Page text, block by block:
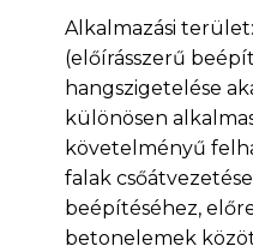
Alkalmazási
(előírásszerű
hangszigetelése
különösen
követelményű
falak
beépítéséhez,
betonelemek